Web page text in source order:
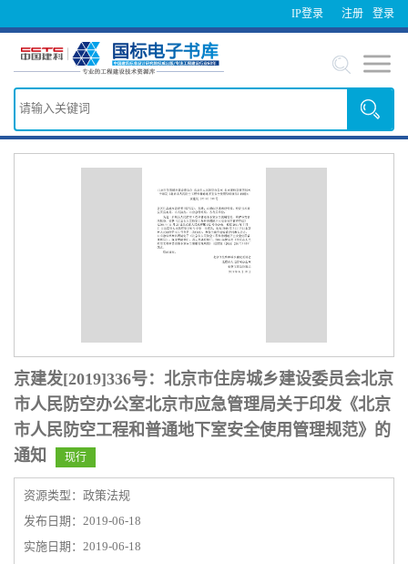
IP登录 登录
注册
京建发[2019]336号：北京市住房城乡建设委员会北京
市人民防空办公室北京市应急管理局关于印发《北京
市人民防空工程和普通地下室安全使用管理规范》的
通知
现行
资源类型：政策法规
发布日期：2019-06-18
实施日期：2019-06-18